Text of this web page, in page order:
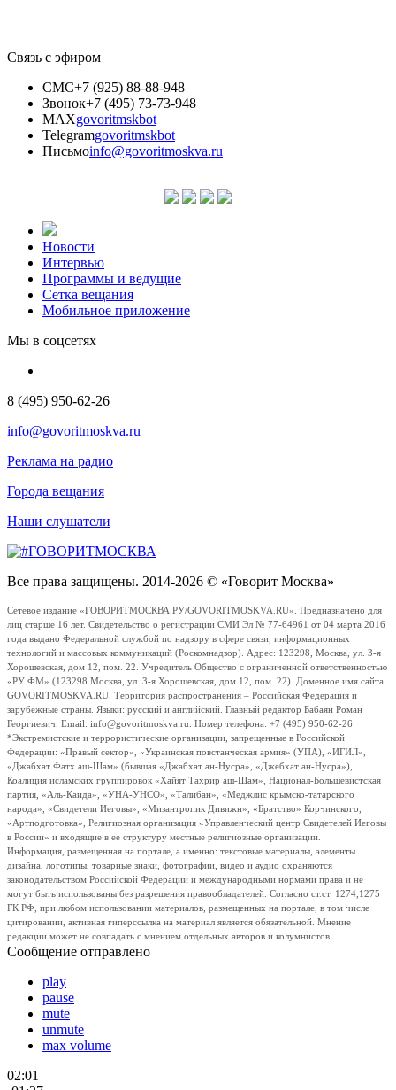
Связь с эфиром
СМС+7 (925) 88-88-948
Звонок+7 (495) 73-73-948
MAXgovoritmskbot
Telegramgovoritmskbot
Письмоinfo@govoritmoskva.ru
Новости
Интервью
Программы и ведущие
Сетка вещания
Мобильное приложение
Мы в соцсетях
8 (495) 950-62-26
info@govoritmoskva.ru
Реклама на радио
Города вещания
Наши слушатели
Все права защищены. 2014-2026 © «Говорит Москва»
Сетевое издание «ГОВОРИТМОСКВА.РУ/GOVORITMOSKVA.RU». Предназначено для
лиц старше 16 лет. Свидетельство о регистрации СМИ Эл № 77-64961 от 04 марта 2016
года выдано Федеральной службой по надзору в сфере связи, информационных
технологий и массовых коммуникаций (Роскомнадзор). Адрес: 123298, Москва, ул. 3-я
Хорошевская, дом 12, пом. 22. Учредитель Общество с ограниченной ответственностью
«РУ ФМ» (123298 Москва, ул. 3-я Хорошевская, дом 12, пом. 22). Доменное имя сайта
GOVORITMOSKVA.RU. Территория распространения – Российская Федерация и
зарубежные страны. Языки: русский и английский. Главный редактор Бабаян Роман
Георгиевич. Email: info@govoritmoskva.ru. Номер телефона: +7 (495) 950-62-26
*Экстремистские и террористические организации, запрещенные в Российской
Федерации: «Правый сектор», «Украинская повстанческая армия» (УПА), «ИГИЛ»,
«Джабхат Фатх аш-Шам» (бывшая «Джабхат ан-Нусра», «Джебхат ан-Нусра»),
Коалиция исламских группировок «Хайят Тахрир аш-Шам», Национал-Большевистская
партия, «Аль-Каида», «УНА-УНСО», «Талибан», «Меджлис крымско-татарского
народа», «Свидетели Иеговы», «Мизантропик Дивижн», «Братство» Корчинского,
«Артподготовка», Религиозная организация «Управленческий центр Свидетелей Иеговы
в России» и входящие в ее структуру местные религиозные организации.
Информация, размещенная на портале, а именно: текстовые материалы, элементы
дизайна, логотипы, товарные знаки, фотографии, видео и аудио охраняются
законодательством Российской Федерации и международными нормами права и не
могут быть использованы без разрешения правообладателей. Согласно ст.ст. 1274,1275
ГК РФ, при любом использовании материалов, размещенных на портале, в том числе
цитировании, активная гиперссылка на материал является обязательной. Мнение
редакции может не совпадать с мнением отдельных авторов и колумнистов.
Сообщение отправлено
play
pause
mute
unmute
max volume
02:01